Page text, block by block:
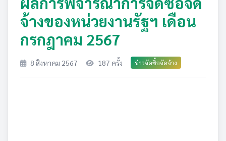
จ้างของหน่วยงานรัฐฯ เดือน
กรกฎาคม 2567
8 สิงหาคม 2567 187 ครั้ง ข่าวจัดซื้อจัดจ้าง